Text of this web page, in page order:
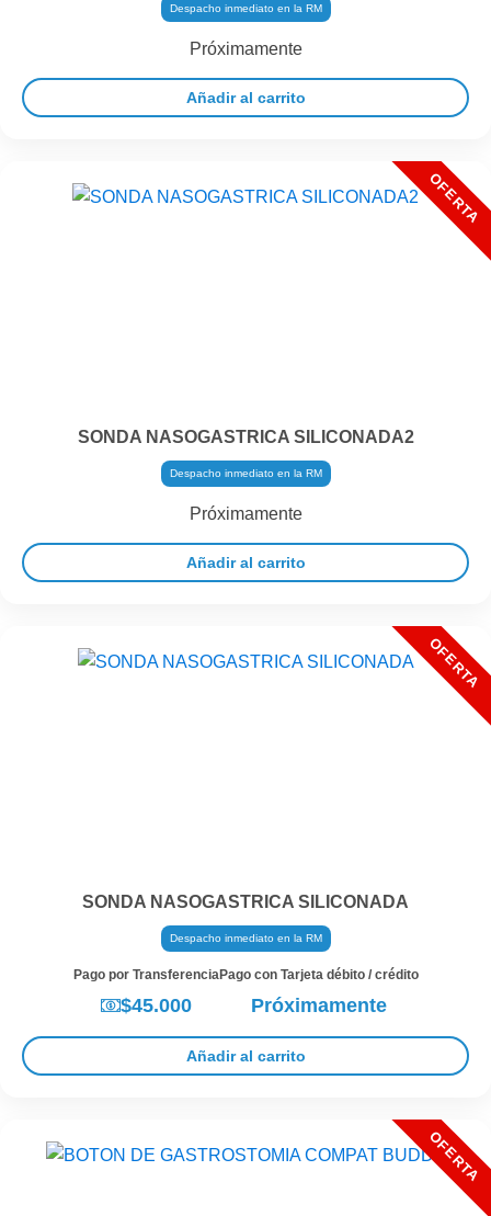
Despacho inmediato en la RM
Próximamente
Añadir al carrito
SONDA NASOGASTRICA SILICONADA2
Despacho inmediato en la RM
Próximamente
Añadir al carrito
SONDA NASOGASTRICA SILICONADA
Despacho inmediato en la RM
Pago por Transferencia
$45.000
Pago con Tarjeta débito / crédito
Próximamente
Añadir al carrito